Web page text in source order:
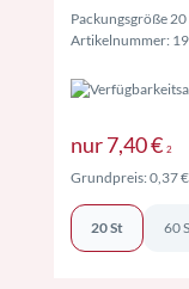
Packungsgröße 20
Artikelnummer:
nur7,40 € 2
Grundpreis:0,37 €
20 St 60